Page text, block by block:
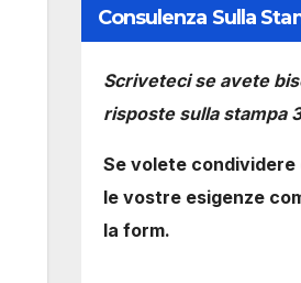
Consulenza Sulla
Scriveteci se avete
risposte sulla stampa
Se volete condividere
le vostre esigenze
la form.